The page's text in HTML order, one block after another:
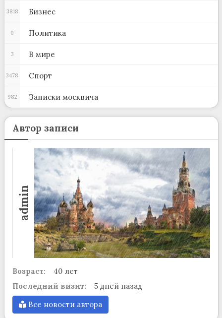
Бизнес
3818
Политика
0
В мире
3
Спорт
3478
Записки москвича
982
Автор записи
admin
Возраст:
40 лет
Последний визит:
5 дней назад
Все новости автора